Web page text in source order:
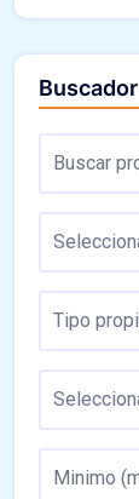
Buscador